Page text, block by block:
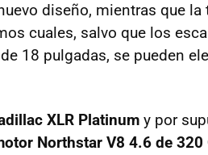
diseño, mientras que la
cuales, salvo que los
18 pulgadas, se pueden
XLR Platinum y por
Northstar V8 4.6 de 320